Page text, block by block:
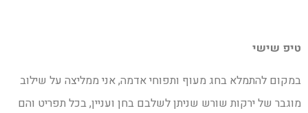
טיפ שישי
במקום להתמלא בחג מעוף ותפוחי אדמה, אני ממליצה על שילוב
מוגבר של ירקות שורש שניתן לשלבם בחן ועניין, בכל תפריט והם